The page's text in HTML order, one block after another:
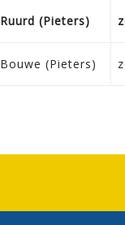
Ruurd (Pieters)
Bouwe (Pieters)